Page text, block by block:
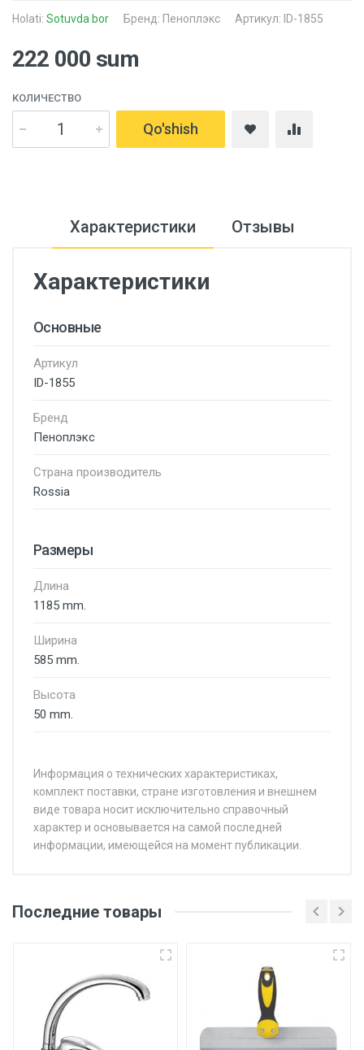
Holati: Sotuvda bor Бренд: Пеноплэкс Артикул: ID-1855
222 000 sum
КОЛИЧЕСТВО
Qo'shish
Характеристики Отзывы
Характеристики
Основные
Артикул
ID-1855
Бренд
Пеноплэкс
Страна производитель
Rossia
Размеры
Длина
1185 mm.
Ширина
585 mm.
Высота
50 mm.
Информация о технических характеристиках,
комплект поставки, стране изготовления и внешнем
виде товара носит исключительно справочный
характер и основывается на самой последней
информации, имеющейся на момент публикации.
Последние товары